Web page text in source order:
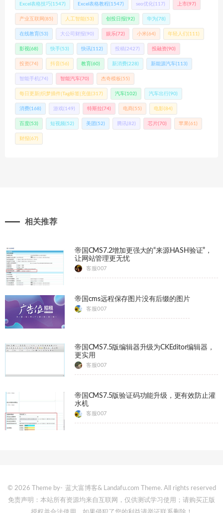
Excel表格技巧(1547) Excel表格教程(1547) seo优化(117) 上市(97)
产业互联网 (85) 人工智能(53) 创投日报(92) 华为(78)
在线教育(53) 大公司财报(90) 娱乐(72) 小米(64) 年轻人们 (111)
影视(68) 快手(53) 快讯(112) 投稿 (2427) 投融资(90)
投资(74) 抖音(56) 教育(60) 新消费(228) 新能源汽车(113)
智能手机 (74) 智能汽车(70) 杰奇模板(55)
每日更新|织梦插件|Tag标签|充值(317) 汽车(102) 汽车出行(90)
消费(168) 游戏(149) 特斯拉(74) 电商(55) 电影(84)
百度(53) 短视频(52) 美团 (52) 腾讯(82) 芯片(70) 苹果(61)
财报(67)
相关推荐
帝国CMS7.2增加更强大的“来源HASH验证”，
让网站管理更无忧
客服007
帝国cms远程保存图片没有后缀的图片
客服007
帝国CMS7.5版编辑器升级为CKEditor编辑器，
更实用
客服007
帝国CMS7.5版验证码功能升级，更有效防止灌
水机
客服007
© 2026 Theme by- 蓝大富博客& Landafu.com Theme. All rights reserved
免责声明：本站所有资源均来自互联网，仅供测试学习使用；请购买正版